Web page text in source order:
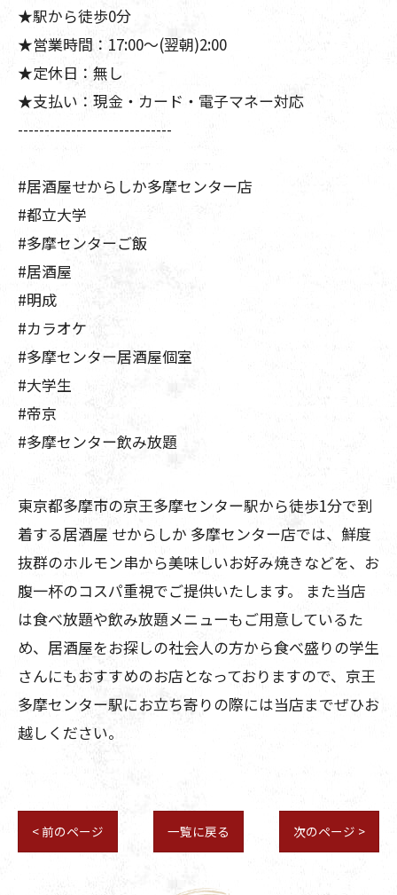
★駅から徒歩0分
★営業時間：17:00～(翌朝)2:00
★定休日：無し
★支払い：現金・カード・電子マネー対応
-----------------------------
#居酒屋せからしか多摩センター店
#都立大学
#多摩センターご飯
#居酒屋
#明成
#カラオケ
#多摩センター居酒屋個室
#大学生
#帝京
#多摩センター飲み放題
東京都多摩市の京王多摩センター駅から徒歩1分で到
着する居酒屋 せからしか 多摩センター店では、鮮度
抜群のホルモン串から美味しいお好み焼きなどを、お
腹一杯のコスパ重視でご提供いたします。 また当店
は食べ放題や飲み放題メニューもご用意しているた
め、居酒屋をお探しの社会人の方から食べ盛りの学生
さんにもおすすめのお店となっておりますので、京王
多摩センター駅にお立ち寄りの際には当店までぜひお
越しください。
< 前のページ 一覧に戻る 次のページ >